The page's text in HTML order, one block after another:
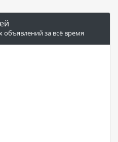
за всё время